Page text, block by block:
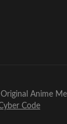
Anime
Code